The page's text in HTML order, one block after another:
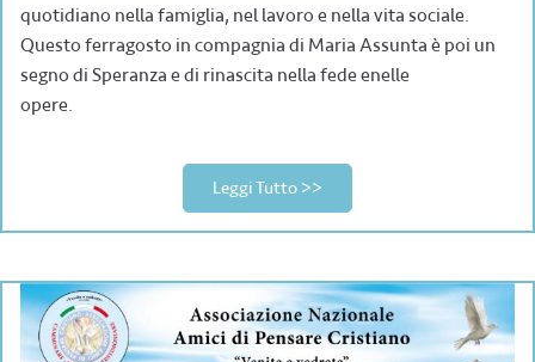
quotidiano nella famiglia, nel lavoro e nella vita sociale.
Questo ferragosto in compagnia di Maria Assunta è poi un
segno di Speranza e di rinascita nella fede enelle
opere.
Leggi Tutto >>